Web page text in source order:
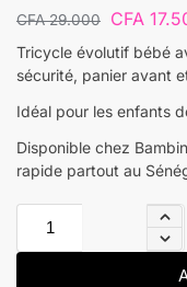
CFA29.000 CFA
Tricycle évolutif bébé
sécurité, panier avant
Idéal pour les enfants
Disponible chez
rapide partout au